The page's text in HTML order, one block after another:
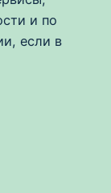
и по
если в